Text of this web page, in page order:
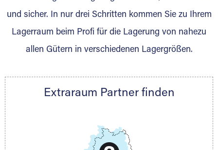
Gewinnung von Neukunden
Nachricht.
Telefon:+49 6145 5442 - 404
DMG Aktiengesellschaft
und sicher. In nur drei Schritten kommen Sie zu Ihrem
Lagerraum beim Profi für die Lagerung von nahezu
allen Gütern in verschiedenen Lagergrößen.
Extraraum Partner finden